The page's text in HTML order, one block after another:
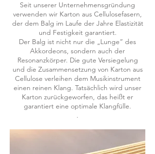
Seit unserer Unternehmensgründung
verwenden wir Karton aus Cellulosefasern,
der dem Balg im Laufe der Jahre Elastizität
und Festigkeit garantiert.
Der Balg ist nicht nur die „Lunge” des
Akkordeons, sondern auch der
Resonanzkörper. Die gute Versiegelung
und die Zusammensetzung von Karton aus
Cellulose verleihen dem Musikinstrument
einen reinen Klang. Tatsächlich wird unser
Karton zurückgeworfen, das heißt er
garantiert eine optimale Klangfülle.
.